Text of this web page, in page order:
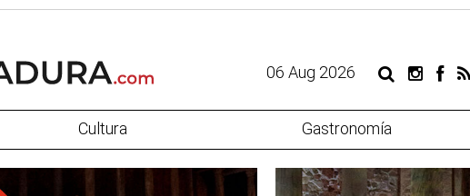
06 Aug 2026
Cultura Gastronomía